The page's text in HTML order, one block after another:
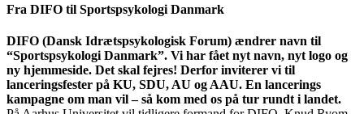
Fra DIFO til Sportspsykologi Danmark
DIFO (Dansk Idrætspsykologisk Forum) ændrer navn til
“Sportspsykologi Danmark”. Vi har fået nyt navn, nyt logo og
ny hjemmeside. Det skal fejres! Derfor inviterer vi til
lanceringsfester på KU, SDU, AU og AAU. En lancerings
kampagne om man vil – så kom med os på tur rundt i landet.